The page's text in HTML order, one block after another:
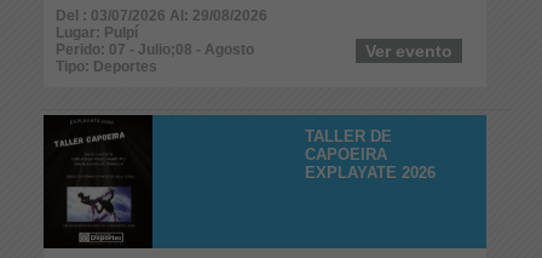
Del : 03/07/2026 Al: 29/08/2026
Lugar: Pulpí
Perido: 07 - Julio;08 - Agosto
Tipo: Deportes
Ver evento
TALLER DE
CAPOEIRA
EXPLAYATE 2026